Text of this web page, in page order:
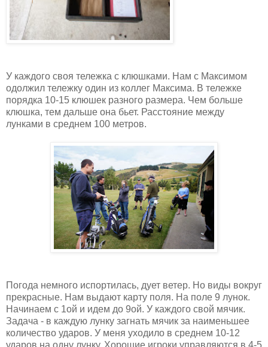
У каждого своя тележка с клюшками. Нам с Максимом
одолжил тележку один из коллег Максима. В тележке
порядка 10-15 клюшек разного размера. Чем больше
клюшка, тем дальше она бьет. Расстояние между
лунками в среднем 100 метров.
Погода немного испортилась, дует ветер. Но виды вокруг
прекрасные. Нам выдают карту поля. На поле 9 лунок.
Начинаем с 1ой и идем до 9ой. У каждого свой мячик.
Задача - в каждую лунку загнать мячик за наименьшее
количество ударов. У меня уходило в среднем 10-12
ударов на одну лунку. Хорошие игроки управляются в 4-5